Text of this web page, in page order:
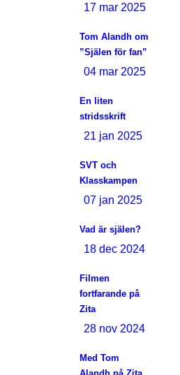
17 mar 2025
Tom Alandh om
”Själen för fan”
04 mar 2025
En liten
stridsskrift
21 jan 2025
SVT och
Klasskampen
07 jan 2025
Vad är själen?
18 dec 2024
Filmen
fortfarande på
Zita
28 nov 2024
Med Tom